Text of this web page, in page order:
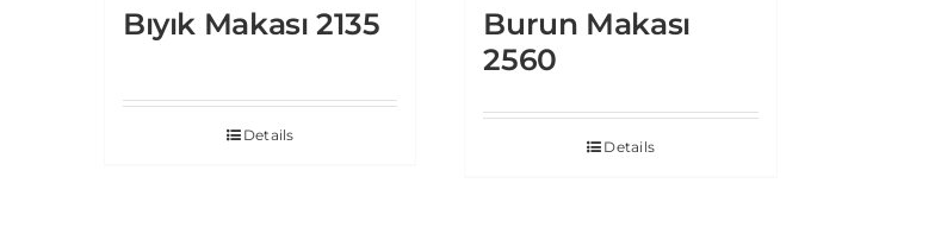
Bıyık Makası 2135
Details
Burun Makası
2560
Details